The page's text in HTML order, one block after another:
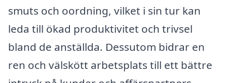
smuts och oordning, vilket i sin tur kan
leda till ökad produktivitet och trivsel
bland de anställda. Dessutom bidrar en
ren och välskött arbetsplats till ett bättre